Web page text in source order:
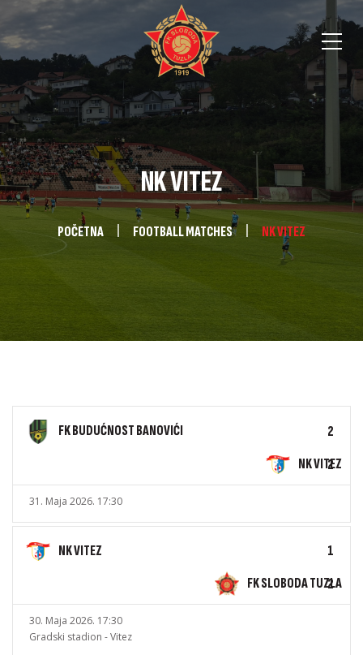
NK VITEZ
POČETNA FOOTBALL MATCHES NK VITEZ
FK BUDUĆNOST BANOVIĆI
2
NK VITEZ
2
31. Maja 2026. 17:30
NK VITEZ
1
FK SLOBODA TUZLA
2
30. Maja 2026. 17:30
Gradski stadion - Vitez